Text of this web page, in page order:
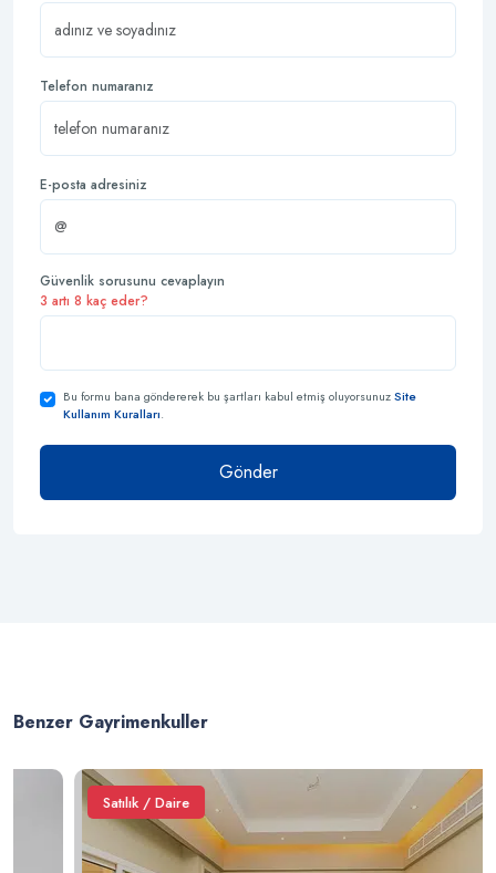
Telefon numaranız
E-posta adresiniz
Güvenlik sorusunu cevaplayın
3 artı 8 kaç eder?
Bu formu bana göndererek bu şartları kabul etmiş oluyorsunuzSite
Kullanım Kuralları.
Gönder
Benzer Gayrimenkuller
Satılık / Daire